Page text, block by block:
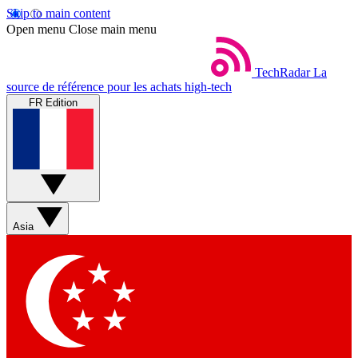
Skip to main content
Open menu Close main menu
TechRadar La
source de référence pour les achats high-tech
FR Edition
Asia